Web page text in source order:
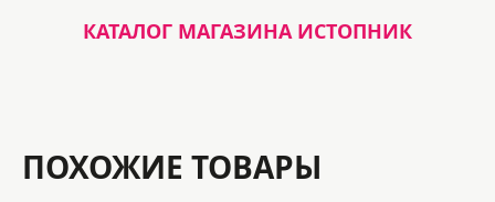
КАТАЛОГ МАГАЗИНА ИСТОПНИК
ПОХОЖИЕ ТОВАРЫ